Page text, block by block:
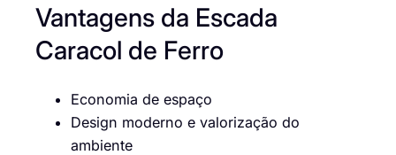
Vantagens da Escada
Caracol de Ferro
Economia de espaço
Design moderno e valorização do
ambiente